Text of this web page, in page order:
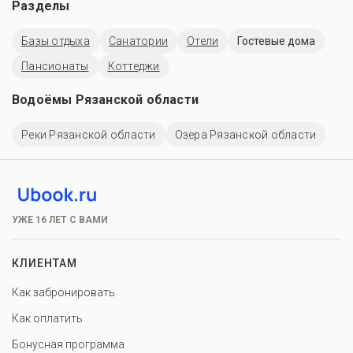
Разделы
Базы отдыха Санатории Отели
Гостевые дома
Пансионаты
Коттеджи
Водоёмы Рязанской области
Реки Рязанской области Озера Рязанской области
УЖЕ 16 ЛЕТ С ВАМИ
КЛИЕНТАМ
Как забронировать
Как оплатить
Бонусная программа